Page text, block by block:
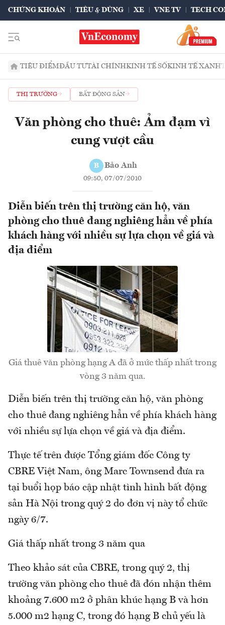
CHỨNG KHOÁN TIÊU & DÙNG XE VNE TV TECH
TIÊU ĐIỂMĐẦU TƯTÀI CHÍNHKINH TẾ SỐKINH TẾ XANH
THỊ TRƯỜNG BẤT ĐỘNG SẢN
Văn phòng cho thuê: Ảm đạm vì
cung vượt cầu
B Bảo Anh
09:50, 07/07/2010
Diễn biến trên thị trường căn hộ, văn
phòng cho thuê đang nghiêng hẳn về phía
khách hàng với nhiều sự lựa chọn về giá và
địa điểm
Giá thuê văn phòng hạng A đã ở mức thấp nhất trong
vòng 3 năm qua.
Diễn biến trên thị trường căn hộ, văn phòng
cho thuê đang nghiêng hẳn về phía khách hàng
với nhiều sự lựa chọn về giá và địa điểm.
Thực tế trên được Tổng giám đốc Công ty
CBRE Việt Nam, ông Marc Townsend đưa ra
tại buổi họp báo cập nhật tình hình bất động
sản Hà Nội trong quý 2 do đơn vị này tổ chức
ngày 6/7.
Giá thấp nhất trong 3 năm qua
Theo khảo sát của CBRE, trong quý 2, thị
trường văn phòng cho thuê đã đón nhận thêm
khoảng 7.600 m2 ở phân khúc hạng B và hơn
5.000 m2 hạng C, trong đó hạng B chủ yếu là